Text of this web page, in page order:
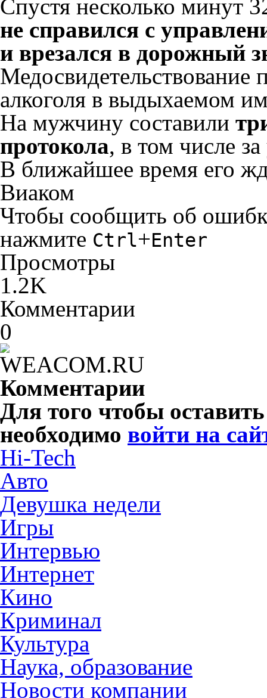
Спустя несколько минут
не справился с
и врезался в дорожный
Медосвидетельствование
алкоголя в выдыхаемом
На мужчину составили
протокола, в том числе
В ближайшее время его
Виаком
Чтобы сообщить об
нажмите Ctrl+Enter
Просмотры
1.2K
Комментарии
0
Комментарии
Для того чтобы
необходимо войти на
Hi-Tech
Авто
Девушка недели
Игры
Интервью
Интернет
Кино
Криминал
Культура
Наука, образование
Новости компании